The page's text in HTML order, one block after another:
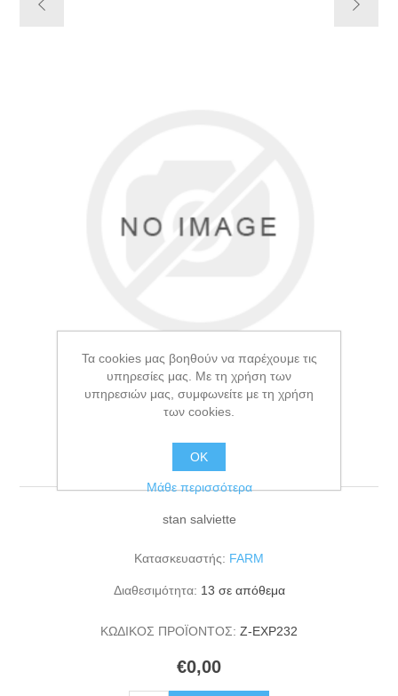
stan salviette
stan salviette
Κατασκευαστής: FARM
Διαθεσιμότητα: 13 σε απόθεμα
ΚΩΔΙΚΟΣ ΠΡΟΪΟΝΤΟΣ: Z-EXP232
€0,00
Τα cookies μας βοηθούν να παρέχουμε τις
υπηρεσίες μας. Με τη χρήση των
υπηρεσιών μας, συμφωνείτε με τη χρήση
των cookies.
ΟΚ
Μάθε περισσότερα